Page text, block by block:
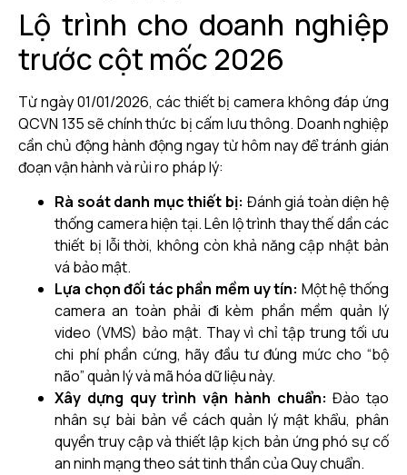
Lộ trình cho doanh nghiệp
trước cột mốc 2026
Từ ngày 01/01/2026, các thiết bị camera không đáp ứng
QCVN 135 sẽ chính thức bị cấm lưu thông. Doanh nghiệp
cần chủ động hành động ngay từ hôm nay để tránh gián
đoạn vận hành và rủi ro pháp lý:
Rà soát danh mục thiết bị: Đánh giá toàn diện hệ
thống camera hiện tại. Lên lộ trình thay thế dần các
thiết bị lỗi thời, không còn khả năng cập nhật bản
vá bảo mật.
Lựa chọn đối tác phần mềm uy tín: Một hệ thống
camera an toàn phải đi kèm phần mềm quản lý
video (VMS) bảo mật. Thay vì chỉ tập trung tối ưu
chi phí phần cứng, hãy đầu tư đúng mức cho “bộ
não” quản lý và mã hóa dữ liệu này.
Xây dựng quy trình vận hành chuẩn: Đào tạo
nhân sự bài bản về cách quản lý mật khẩu, phân
quyền truy cập và thiết lập kịch bản ứng phó sự cố
an ninh mạng theo sát tinh thần của Quy chuẩn.